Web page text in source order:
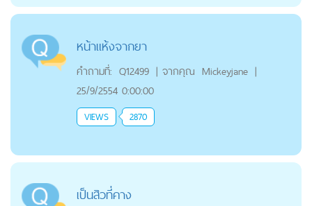
หน้าแห้งจากยา
คำถามที่: Q12499 | จากคุณ Mickeyjane |
25/9/2554 0:00:00
VIEWS 2870
เป็นสิวที่คาง